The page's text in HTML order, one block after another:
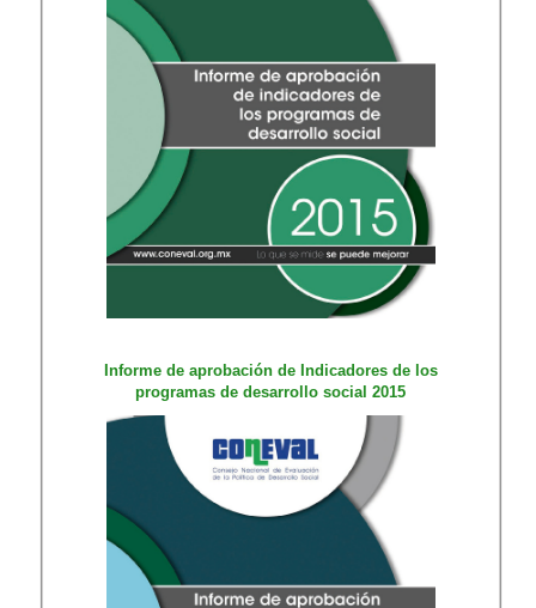
Informe de apr​obación de Indicadores de los
programas de desarrollo social 2015